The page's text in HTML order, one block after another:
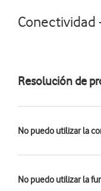
Conectividad
Resolución de
No puedo utilizar la
No puedo utilizar la